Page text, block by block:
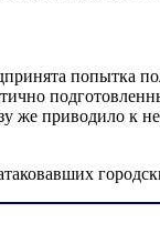
попытка
же приводило к